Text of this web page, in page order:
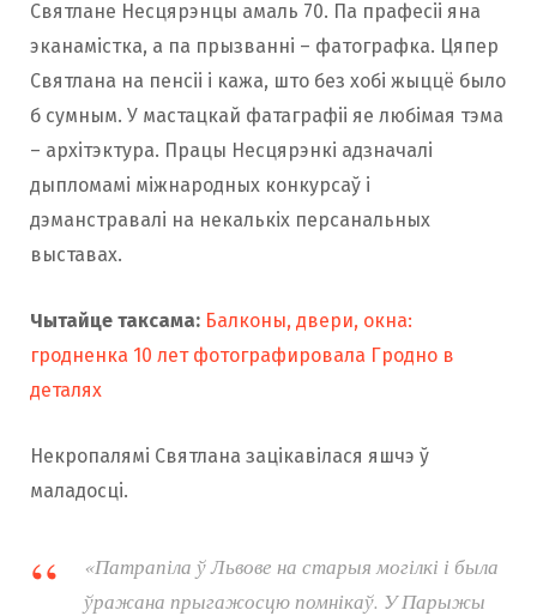
Святлане Несцярэнцы амаль 70. Па прафесіі яна
эканамістка, а па прызванні – фатографка. Цяпер
Святлана на пенсіі і кажа, што без хобі жыццё было
б сумным. У мастацкай фатаграфіі яе любімая тэма
– архітэктура. Працы Несцярэнкі адзначалі
дыпломамі міжнародных конкурсаў і
дэманстравалі на некалькіх персанальных
выставах.
Чытайце таксама: Балконы, двери, окна:
гродненка 10 лет фотографировала Гродно в
деталях
Некропалямі Святлана зацікавілася яшчэ ў
маладосці.
«Патрапіла ў Львове на старыя могілкі і была
ўражана прыгажосцю помнікаў. У Парыжы